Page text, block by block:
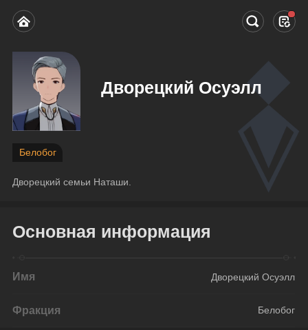
Дворецкий Осуэлл
Белобог
Дворецкий семьи Наташи.
Основная информация
Имя Дворецкий Осуэлл
Фракция Белобог